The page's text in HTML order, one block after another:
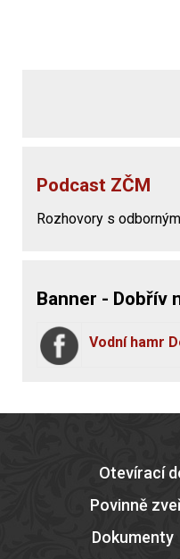
Podcast ZČM
Rozhovory s
Banner - Dobřív
Vodní hamr
Otevírací
Povinně
Dokumenty